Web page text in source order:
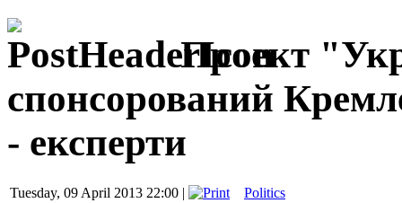
Проект
спонсорований
- експерти
Tuesday, 09 April 2013 22:00 | Politics